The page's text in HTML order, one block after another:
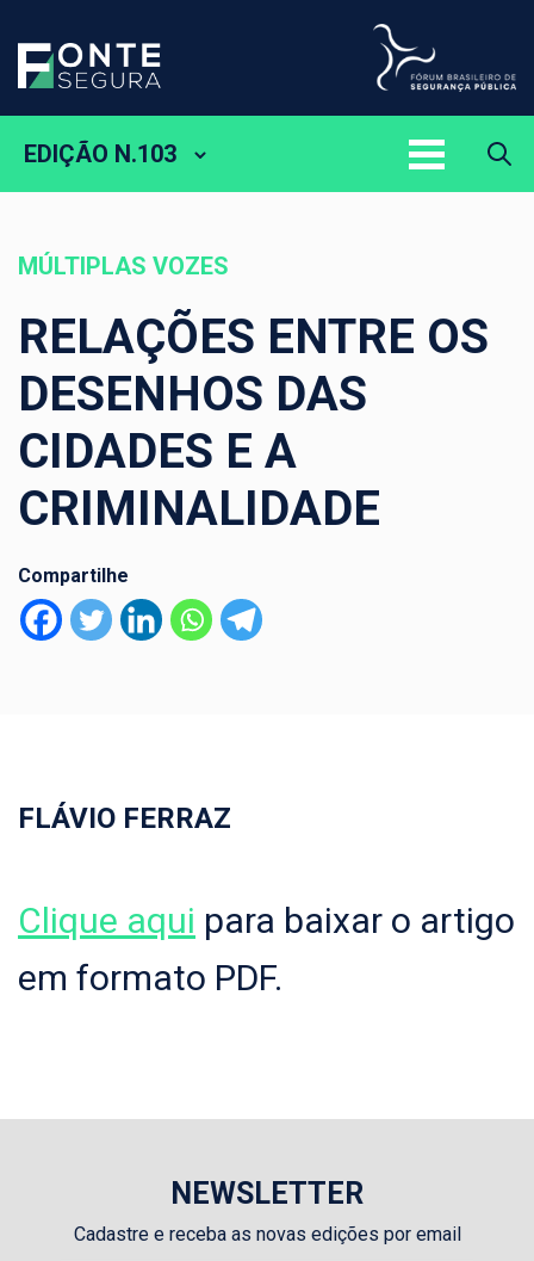
EDIÇÃO N.103
MÚLTIPLAS VOZES
RELAÇÕES ENTRE OS
DESENHOS DAS
CIDADES E A
CRIMINALIDADE
Compartilhe
FLÁVIO FERRAZ
Clique aqui para baixar o artigo
em formato PDF.
NEWSLETTER
Cadastre e receba as novas edições por email